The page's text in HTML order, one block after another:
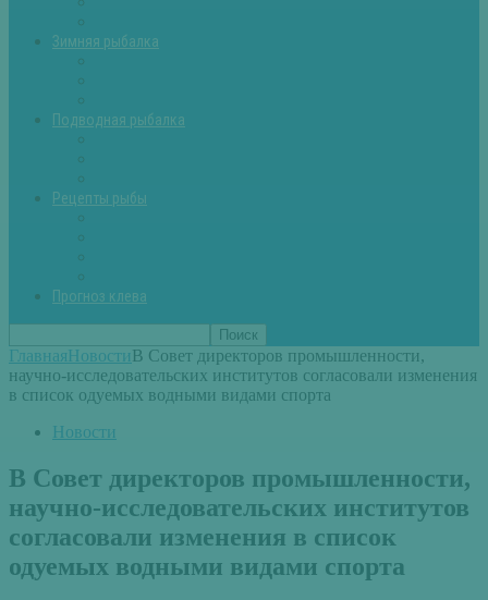
Зимняя рыбалка
Подводная рыбалка
Рецепты рыбы
Прогноз клева
ГлавнаяНовостиВ Совет директоров промышленности,
научно-исследовательских институтов согласовали изменения
в список одуемых водными видами спорта
Новости
В Совет директоров промышленности,
научно-исследовательских институтов
согласовали изменения в список
одуемых водными видами спорта